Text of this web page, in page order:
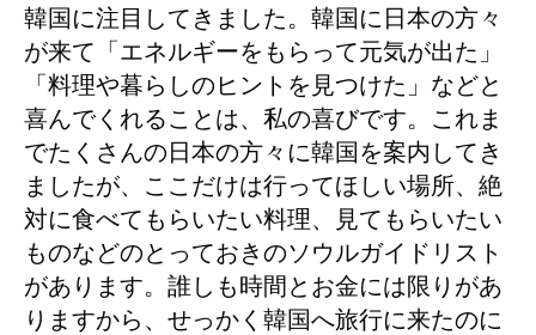
韓国に注目してきました。韓国に日本の方々
が来て「エネルギーをもらって元気が出た」
「料理や暮らしのヒントを見つけた」などと
喜んでくれることは、私の喜びです。これま
でたくさんの日本の方々に韓国を案内してき
ましたが、ここだけは行ってほしい場所、絶
対に食べてもらいたい料理、見てもらいたい
ものなどのとっておきのソウルガイドリスト
があります。誰しも時間とお金には限りがあ
りますから、せっかく韓国へ旅行に来たのに